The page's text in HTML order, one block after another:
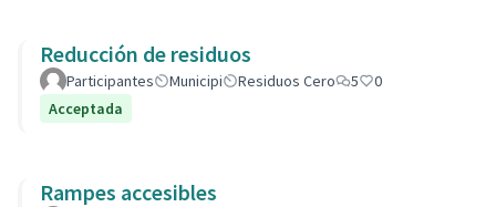
Reducción de residuos
Participantes Municipi Residuos Cero 5
0
Acceptada
Rampes accesibles